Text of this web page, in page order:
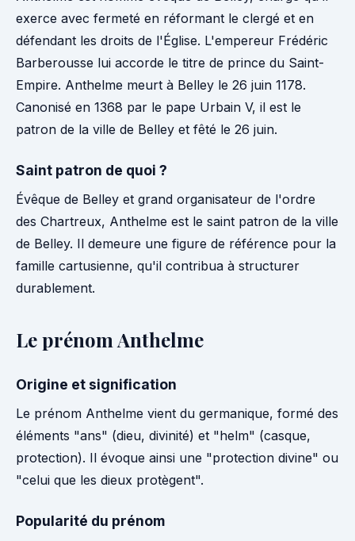
exerce avec fermeté en réformant le clergé et en
défendant les droits de l'Église. L'empereur Frédéric
Barberousse lui accorde le titre de prince du Saint-
Empire. Anthelme meurt à Belley le 26 juin 1178.
Canonisé en 1368 par le pape Urbain V, il est le
patron de la ville de Belley et fêté le 26 juin.
Saint patron de quoi ?
Évêque de Belley et grand organisateur de l'ordre
des Chartreux, Anthelme est le saint patron de la ville
de Belley. Il demeure une figure de référence pour la
famille cartusienne, qu'il contribua à structurer
durablement.
Le prénom Anthelme
Origine et signification
Le prénom Anthelme vient du germanique, formé des
éléments "ans" (dieu, divinité) et "helm" (casque,
protection). Il évoque ainsi une "protection divine" ou
"celui que les dieux protègent".
Popularité du prénom